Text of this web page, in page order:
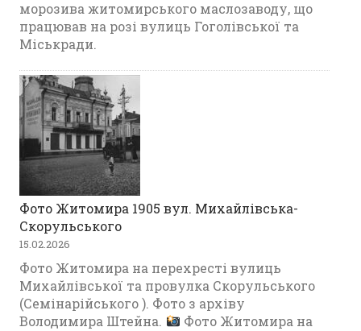
морозива житомирського маслозаводу, що
працював на розі вулиць Гоголівської та
Міськради.
Фото Житомира 1905 вул. Михайлівська-
Скорульського
15.02.2026
Фото Житомира на перехресті вулиць
Михайлівської та провулка Скорульського
(Семінарійського ). Фото з архіву
Володимира Штейна.
Фото Житомира на